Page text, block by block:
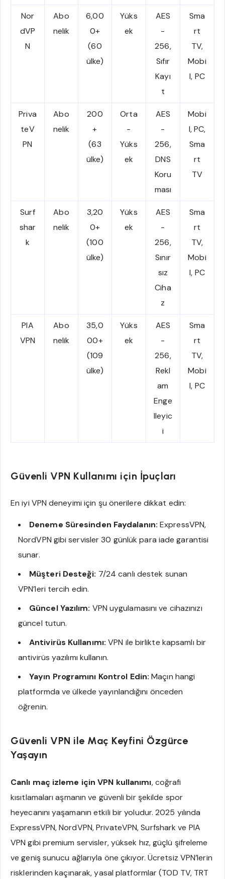
Nor
dVP
N
Abo
nelik
6,00
0+
(60
ülke)
Yüks
ek
AES
-
256,
Sıfır
Kayı
t
Sma
rt
TV,
Mobi
l, PC
Priva
teV
PN
Abo
nelik
200
+
(63
ülke)
Orta
-
Yüks
ek
AES
-
256,
DNS
Koru
ması
Mobi
l, PC,
Sma
rt
TV
Surf
shar
k
Abo
nelik
3,20
0+
(100
ülke)
Yüks
ek
AES
-
256,
Sınır
sız
Ciha
z
Sma
rt
TV,
Mobi
l, PC
PIA
VPN
Abo
nelik
35,0
00+
(109
ülke)
Yüks
ek
AES
-
256,
Rekl
am
Enge
lleyic
i
Sma
rt
TV,
Mobi
l, PC
Güvenli VPN Kullanımı için İpuçları
En iyi VPN deneyimi için şu önerilere dikkat edin:
Deneme Süresinden Faydalanın: ExpressVPN,
NordVPN gibi servisler 30 günlük para iade garantisi
sunar.
Müşteri Desteği: 7/24 canlı destek sunan
VPN’leri tercih edin.
Güncel Yazılım: VPN uygulamasını ve cihazınızı
güncel tutun.
Antivirüs Kullanımı: VPN ile birlikte kapsamlı bir
antivirüs yazılımı kullanın.
Yayın Programını Kontrol Edin: Maçın hangi
platformda ve ülkede yayınlandığını önceden
öğrenin.
Güvenli VPN ile Maç Keyfini Özgürce
Yaşayın
Canlı maç izleme için VPN kullanımı, coğrafi
kısıtlamaları aşmanın ve güvenli bir şekilde spor
heyecanını yaşamanın etkili bir yoludur. 2025 yılında
ExpressVPN, NordVPN, PrivateVPN, Surfshark ve PIA
VPN gibi premium servisler, yüksek hız, güçlü şifreleme
ve geniş sunucu ağlarıyla öne çıkıyor. Ücretsiz VPN’lerin
risklerinden kaçınarak, yasal platformlar (TOD TV, TRT